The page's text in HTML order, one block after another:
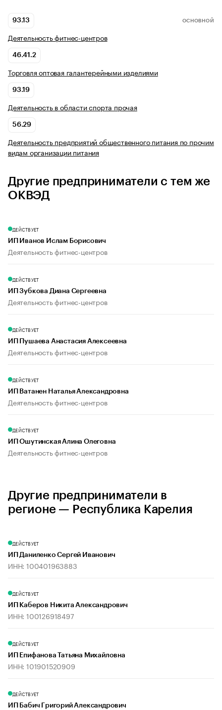
93.13 ОСНОВНОЙ
Деятельность фитнес-центров
46.41.2
Торговля оптовая галантерейными изделиями
93.19
Деятельность в области спорта прочая
56.29
Деятельность предприятий общественного питания по прочим
видам организации питания
Другие предприниматели с тем же
ОКВЭД
ДЕЙСТВУЕТ
ИП Иванов Ислам Борисович
Деятельность фитнес-центров
ДЕЙСТВУЕТ
ИП Зубкова Диана Сергеевна
Деятельность фитнес-центров
ДЕЙСТВУЕТ
ИП Пушаева Анастасия Алексеевна
Деятельность фитнес-центров
ДЕЙСТВУЕТ
ИП Ватанен Наталья Александровна
Деятельность фитнес-центров
ДЕЙСТВУЕТ
ИП Ошутинская Алина Олеговна
Деятельность фитнес-центров
Другие предприниматели в
регионе — Республика Карелия
ДЕЙСТВУЕТ
ИП Даниленко Сергей Иванович
ИНН: 100401963883
ДЕЙСТВУЕТ
ИП Каберов Никита Александрович
ИНН: 100126918497
ДЕЙСТВУЕТ
ИП Епифанова Татьяна Михайловна
ИНН: 101901520909
ДЕЙСТВУЕТ
ИП Бабич Григорий Александрович